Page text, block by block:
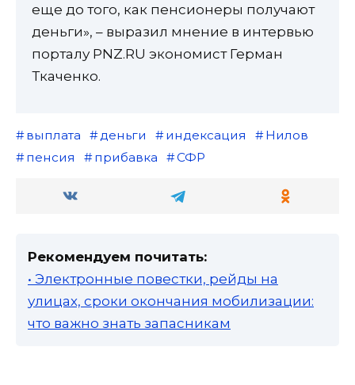
еще до того, как пенсионеры получают
деньги», – выразил мнение в интервью
порталу PNZ.RU экономист Герман
Ткаченко.
выплата деньги индексация
Нилов
пенсия
прибавка СФР
Рекомендуем почитать:
• Электронные повестки, рейды на
улицах, сроки окончания мобилизации:
что важно знать запасникам